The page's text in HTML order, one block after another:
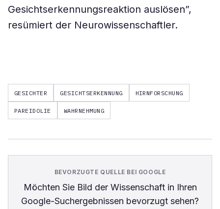
Gesichtserkennungsreaktion auslösen”,
resümiert der Neurowissenschaftler.
GESICHTER GESICHTSERKENNUNG HIRNFORSCHUNG
PAREIDOLIE WAHRNEHMUNG
BEVORZUGTE QUELLE BEI GOOGLE
Möchten Sie Bild der Wissenschaftin Ihren
Google-Suchergebnissen bevorzugt sehen?